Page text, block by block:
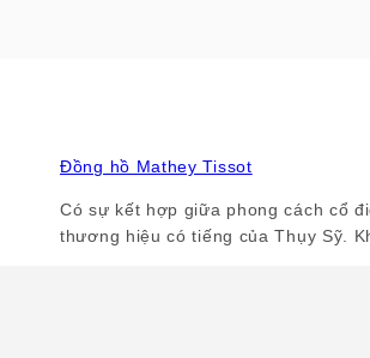
Đồng hồ Mathey Tissot
Có sự kết hợp giữa phong cách cổ
thương hiệu có tiếng của Thụy Sỹ.